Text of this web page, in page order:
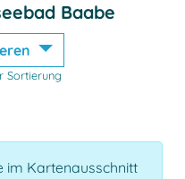
Baabe
Sortierung
im Kartenausschnitt